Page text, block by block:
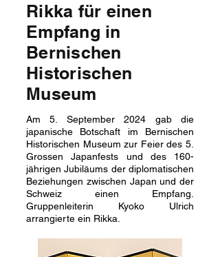
Rikka für einen
Empfang in
Bernischen
Historischen
Museum
Am 5. September 2024 gab die
japanische Botschaft im Bernischen
Historischen Museum zur Feier des 5.
Grossen Japanfests und des 160-
jährigen Jubiläums der diplomatischen
Beziehungen zwischen Japan und der
Schweiz einen Empfang.
Gruppenleiterin Kyoko Ulrich
arrangierte ein Rikka.